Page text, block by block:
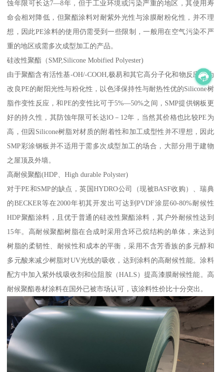
蚀年限可长达7—8年，但于工业环境或污染严重的地区，其使用寿
命会相对降低，但聚酯涂料对耐紫外光性与涂膜耐粉化性，并不理
想，因此PE涂料的使用仍需受到一些限制，一般用在空气污染不严
重的地区或需多次成型加工的产品。
硅改性聚酯（SMP,Silicone Mobified Polyester)
由于聚酯含有活性基-OH/-COOH,极易和其它高分子化和物反应，为
改良PE的耐阳光性与粉化性，以色泽保持性与耐热性优的Silicone树
脂作变性反应，和PE的变性比可于5%—50%之间，SMP提供钢板更
好的持久性，其防蚀年限可长达lO－12年，当然其价格也比较PE为
高，但因Silicone树脂对材质的附着性和加工成型性并不理想，因此
SMP彩涂钢板并不适用于需多次成型加工的场合，大部分用于建物
之屋顶及外墙。
高耐侯聚酯(HDP、High durable Polyster)
对于PE和SMP的缺点，英国HYDRO公司（现被BASF收购）、瑞典
的BECKER等在2000年初其开发出可达到PVDF涂层60-80%耐候性
HDP聚酯涂料，且优于普通的硅改性聚酯涂料，其户外耐候性达到
15年。高耐候聚酯树脂在合成时采用含环己烷结构的单体，来达到
树脂的柔韧性、耐候性和成本的平衡，采用不含芳香族的多元醇和
多元酸来减少树脂对UV光线的吸收，达到涂料的高耐候性能。涂料
配方中加入紫外线吸收剂和位阻胺（HALS）提高漆膜耐候性能。高
耐候聚酯卷材涂料在国外已被市场认可，该涂料性价比十分突出。